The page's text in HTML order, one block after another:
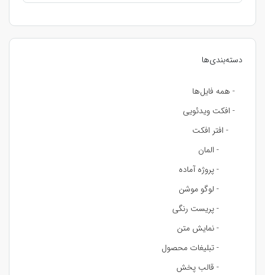
دسته‌بندی‌ها
- همه فایل‌ها
- افکت ویدئویی
- افتر افکت
- المان
- پروژه آماده
- لوگو موشن
- پریست رنگی
- نمایش متن
- تبلیغات محصول
- قالب پخش